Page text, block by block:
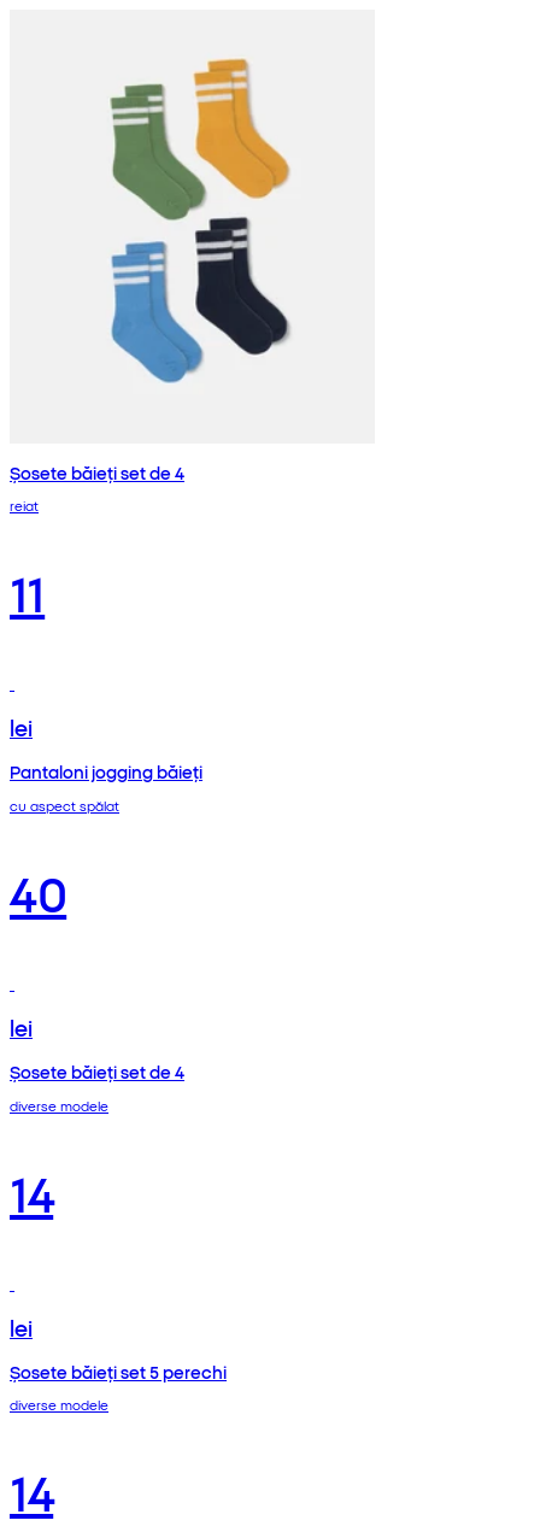
Șosete băieți set de 4
reiat
11
lei
Pantaloni jogging băieți
cu aspect spălat
40
lei
Șosete băieți set de 4
diverse modele
14
lei
Șosete băieți set 5 perechi
diverse modele
14